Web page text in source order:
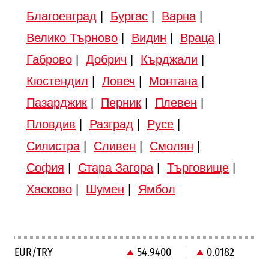
Благоевград Бургас| Варна|
Велико Търново| Видин Враца|
Габрово| Добрич Кърджали
Кюстендил
Ловеч Монтана|
Пазарджик| Перник| Плевен
Пловдив
Разград Русе|
Силистра| Сливен Смолян
София
Стара Загора| Търговище|
Хасково| Шумен Ямбол
EUR/TRY 54.9400
0.0182